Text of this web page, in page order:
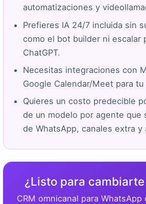
automatizaciones y
Prefieres IA 24/7 incluida sin
como el bot builder ni escalar
ChatGPT.
Necesitas integraciones con
Google Calendar/Meet para
Quieres un costo predecible
de un modelo por agente que
de WhatsApp, canales extra y
¿Listo para
CRM omnicanal para